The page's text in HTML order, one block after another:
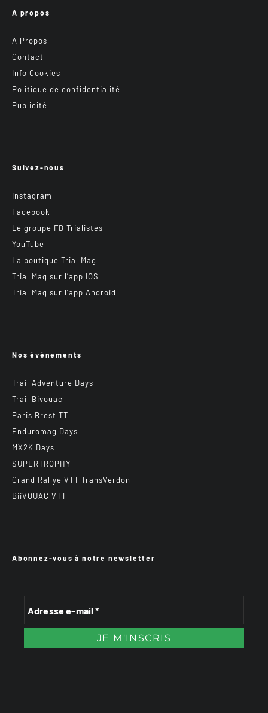
A propos
A Propos
Contact
Info Cookies
Politique de confidentialité
Publicité
Suivez-nous
Instagram
Facebook
Le groupe FB Trialistes
YouTube
La boutique Trial Mag
Trial Mag sur l’app IOS
Trial Mag sur l’app Android
Nos événements
Trail Adventure Days
Trail Bivouac
Paris Brest TT
Enduromag Days
MX2K Days
SUPERTROPHY
Grand Rallye VTT TransVerdon
BiiVOUAC VTT
Abonnez-vous à notre newsletter